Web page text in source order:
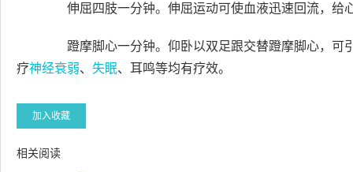
伸屈四肢一分钟。伸屈运动可使血液迅速回流，给
蹬摩脚心一分钟。仰卧以双足跟交替蹬摩脚心，可
疗神经衰弱、 失眠、耳鸣等均有疗效。
加入收藏
相关阅读